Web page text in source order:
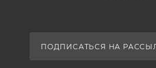
ПОДПИСАТЬСЯ НА